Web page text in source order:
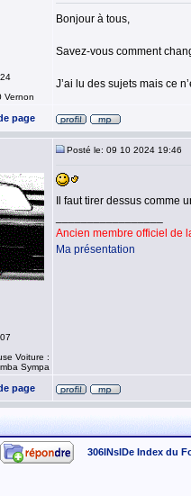
Vernon
Bonjour à tous,
Savez-vous comment
J’ai lu des sujets mais ce
page
Voiture :
Sympa
Posté le: 09 10 2024 19:46
Il faut tirer dessus comme
Ancien membre officiel de
Ma présentation
page
306INsIDe Index du